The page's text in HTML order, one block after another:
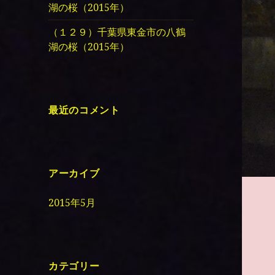
湖の桜（2015年）
（１２９）千葉県東金市の八鶴
湖の桜（2015年）
最近のコメント
アーカイブ
2015年5月
カテゴリー